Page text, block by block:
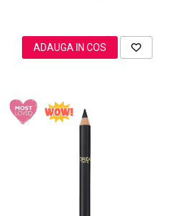
ADAUGA IN COS